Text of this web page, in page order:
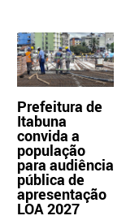
Prefeitura de
Itabuna
convida a
população
para audiência
pública de
apresentação
LOA 2027